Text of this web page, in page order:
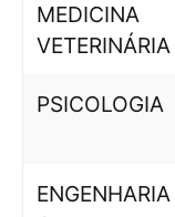
MEDICINA
VETERINÁRIA
PSICOLOGIA
ENGENHARIA